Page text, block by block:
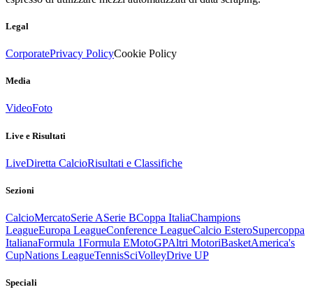
Legal
CorporatePrivacy PolicyCookie Policy
Media
VideoFoto
Live e Risultati
LiveDiretta CalcioRisultati e Classifiche
Sezioni
CalcioMercatoSerie ASerie BCoppa ItaliaChampions
LeagueEuropa LeagueConference LeagueCalcio EsteroSupercoppa
ItalianaFormula 1Formula EMotoGPAltri MotoriBasketAmerica's
CupNations LeagueTennisSciVolleyDrive UP
Speciali